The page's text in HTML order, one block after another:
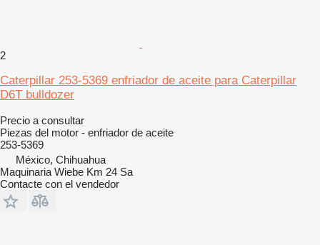
2
Caterpillar 253-5369 enfriador de aceite para Caterpillar
D6T bulldozer
Precio a consultar
Piezas del motor - enfriador de aceite
253-5369
México, Chihuahua
Maquinaria Wiebe Km 24 Sa
Contacte con el vendedor